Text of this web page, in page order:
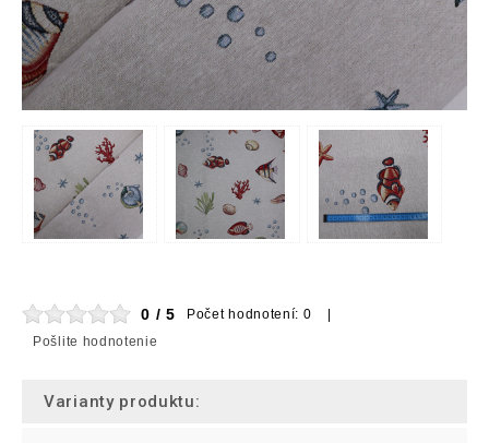
0 / 5
Počet hodnotení: 0 |
Pošlite hodnotenie
Varianty produktu: